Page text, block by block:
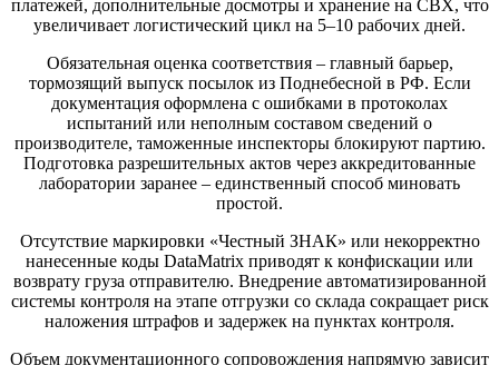
платежей, дополнительные досмотры и хранение на СВХ, что
увеличивает логистический цикл на 5–10 рабочих дней.
Обязательная оценка соответствия – главный барьер,
тормозящий выпуск посылок из Поднебесной в РФ. Если
документация оформлена с ошибками в протоколах
испытаний или неполным составом сведений о
производителе, таможенные инспекторы блокируют партию.
Подготовка разрешительных актов через аккредитованные
лаборатории заранее – единственный способ миновать
простой.
Отсутствие маркировки «Честный ЗНАК» или некорректно
нанесенные коды DataMatrix приводят к конфискации или
возврату груза отправителю. Внедрение автоматизированной
системы контроля на этапе отгрузки со склада сокращает риск
наложения штрафов и задержек на пунктах контроля.
Объем документационного сопровождения напрямую зависит